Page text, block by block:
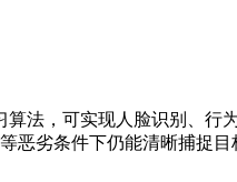
法，可实现人脸识别、行
恶劣条件下仍能清晰捕捉目